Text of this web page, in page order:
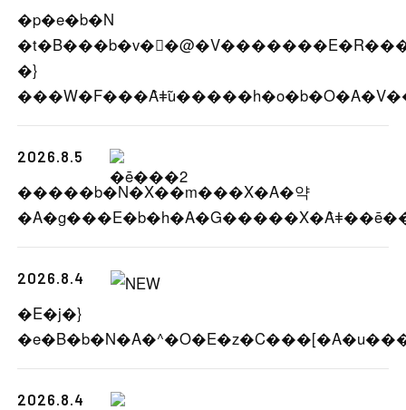
�p�e�b�N
�}
2026.8.5
�����b�N�X��m���X�A�약
2026.8.4
�E�j�}
2026.8.4